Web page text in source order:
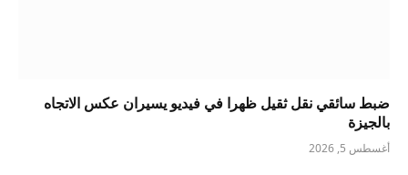
ضبط سائقي نقل ثقيل ظهرا في فيديو يسيران عكس الاتجاه
بالجيزة
أغسطس 5, 2026